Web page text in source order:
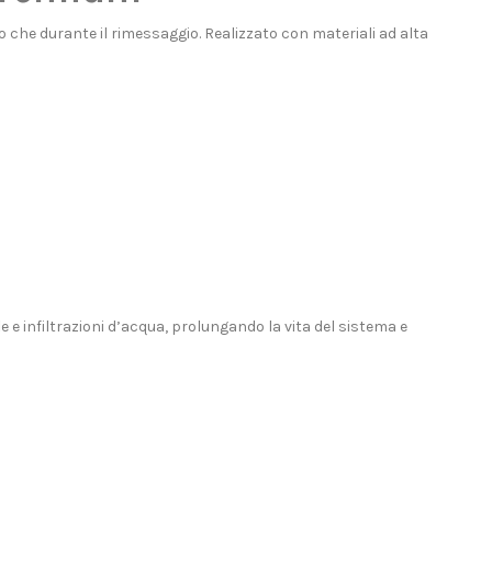
durante il rimessaggio. Realizzato con materiali ad alta
infiltrazioni d’acqua, prolungando la vita del sistema e